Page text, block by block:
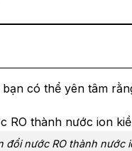
có thể yên tâm
đổi nước RO thành nước